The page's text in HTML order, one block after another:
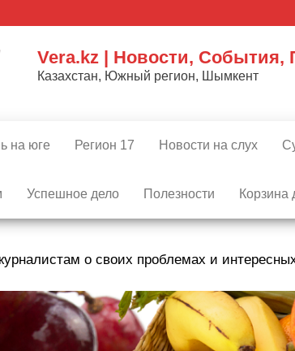
Vera.kz | Новости, События,
Казахстан, Южный регион, Шымкент
на юге Регион 17 Новости на слух
Успешное дело Полезности Корзина
о своих проблемах и